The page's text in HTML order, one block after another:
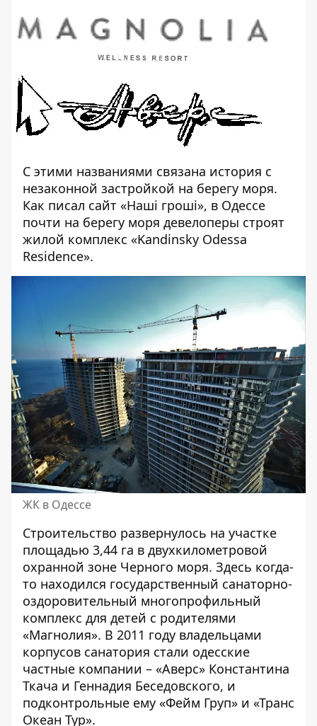
С этими названиями связана история с
незаконной застройкой на берегу моря.
Как писал сайт «Наші гроші», в Одессе
почти на берегу моря девелоперы строят
жилой комплекс «Kandinsky Odessa
Residence».
ЖК в Одессе
Строительство развернулось на участке
площадью 3,44 га в двухкилометровой
охранной зоне Черного моря. Здесь когда-
то находился государственный санаторно-
оздоровительный многопрофильный
комплекс для детей с родителями
«Магнолия». В 2011 году владельцами
корпусов санатория стали одесские
частные компании – «Аверс» Константина
Ткача и Геннадия Беседовского, и
подконтрольные ему «Фейм Груп» и «Транс
Океан Тур».